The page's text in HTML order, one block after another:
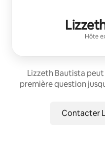
Hôte
Lizzeth Bautista
première question
Contacter